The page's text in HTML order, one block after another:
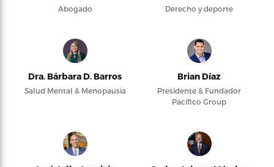
Abogado Derecho y deporte
Dra. Bárbara D. Barros
Salud Mental & Menopausia
Brian Díaz
Presidente & Fundador
Pacifico Group